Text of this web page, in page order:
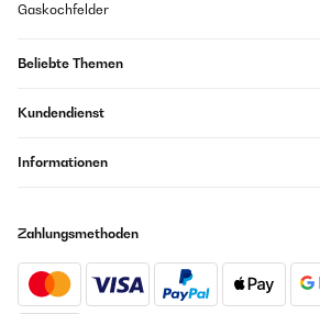
Gaskochfelder
Beliebte Themen
Kundendienst
Informationen
Zahlungsmethoden